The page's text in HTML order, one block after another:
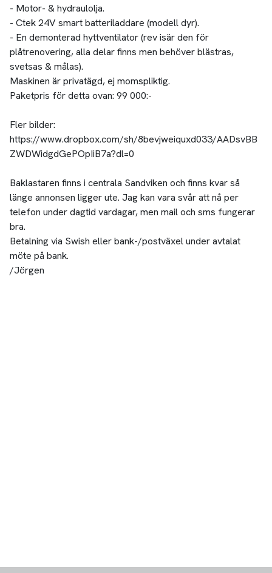
- Motor- & hydraulolja.
- Ctek 24V smart batteriladdare (modell dyr).
- En demonterad hyttventilator (rev isär den för
plåtrenovering, alla delar finns men behöver blästras,
svetsas & målas).
Maskinen är privatägd, ej momspliktig.
Paketpris för detta ovan: 99 000:-
Fler bilder:
https://www.dropbox.com/sh/8bevjweiquxd033/AADsvBB
ZWDWidgdGePOpIiB7a?dl=0
Baklastaren finns i centrala Sandviken och finns kvar så
länge annonsen ligger ute. Jag kan vara svår att nå per
telefon under dagtid vardagar, men mail och sms fungerar
bra.
Betalning via Swish eller bank-/postväxel under avtalat
möte på bank.
/Jörgen